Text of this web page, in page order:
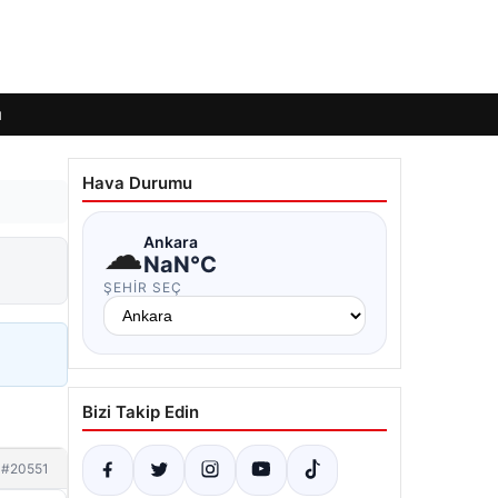
#20551
Hava Durumu
☁Ankara
NaN°C
ŞEHIR SEÇ
Bizi Takip Edin